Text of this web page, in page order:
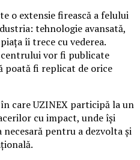
o extensie firească a felului
tehnologie avansată,
îi trece cu vederea.
vor fi publicate
poată fi replicat de orice
care UZINEX participă la un
cu impact, unde își
pentru a dezvolta și